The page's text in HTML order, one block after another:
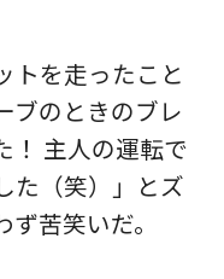
トを走ったこと
ブのときのブレ
！ 主人の運転で
た（笑）」とズ
苦笑いだ。